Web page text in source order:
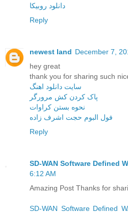
دانلود روبیکا
Reply
newest land December 7,
hey great
thank you for sharing such
سایت دانلود اهنگ
پاک کردن کش مرورگر
نحوه بستن کراوات
فول البوم حجت اشرف زاده
Reply
SD-WAN Software Defined
6:12 AM
Amazing Post Thanks for
SD-WAN Software Defined